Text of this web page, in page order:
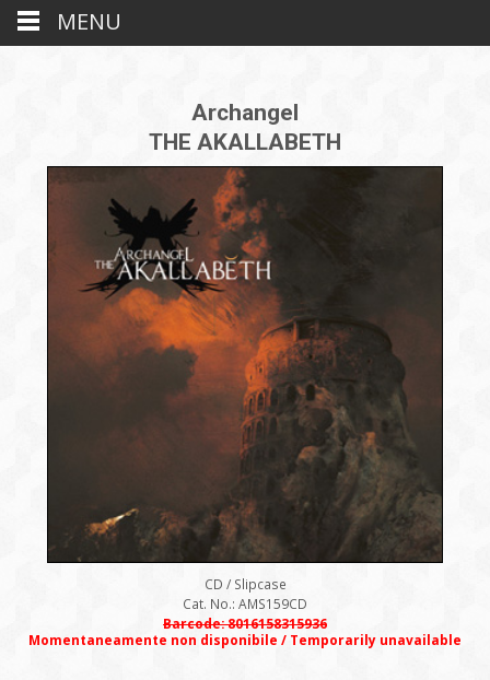
Archangel
THE AKALLABETH
CD / Slipcase
Cat. No.: AMS159CD
Barcode: 8016158315936
Momentaneamente non disponibile / Temporarily unavailable
MENU